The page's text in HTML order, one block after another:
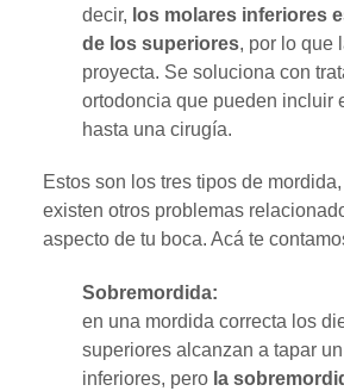
decir, los molares inferiores
de los superiores, por lo que
proyecta. Se soluciona con
ortodoncia que pueden incluir
hasta una cirugía.
Estos son los tres tipos de
existen otros problemas
aspecto de tu boca. Acá te
Sobremordida:
en una mordida correcta los
superiores alcanzan a tapar
inferiores, pero la